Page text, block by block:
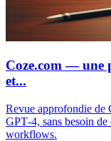
Coze.com — une
et...
Revue approfondie de
GPT‑4, sans besoin
workflows.